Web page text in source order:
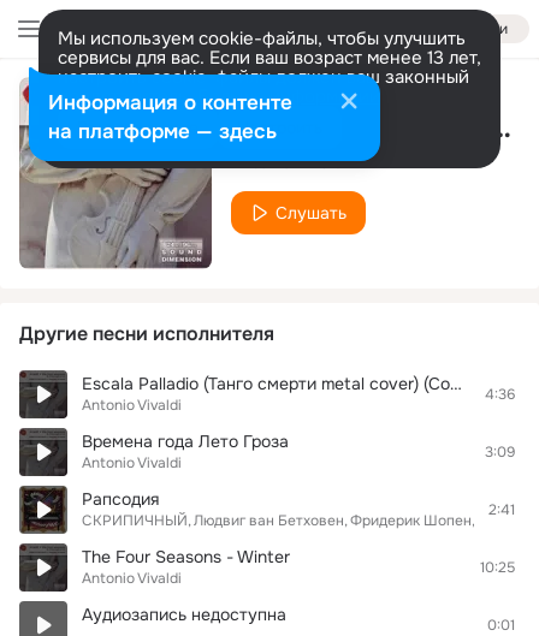
Войти
Мы используем cookie-файлы, чтобы улучшить
сервисы для вас. Если ваш возраст менее 13 лет,
настроить cookie-файлы должен ваш законный
представитель. Больше информации
Разрешить все Настроить The Four Seasons in G Minor "Summer": III. Presto
Antonio Vivaldi
Слушать
Другие песни исполнителя
Escala Palladio (Танго смерти metal cover) (CoRAk:16-19k/Norm)
Antonio Vivaldi
4:36
Времена года Лето Гроза
Antonio Vivaldi
3:09
Рапсодия
СКРИПИЧНЫЙ Людвиг ван Бетховен Фридерик Шопен Franz
2:41
The Four Seasons - Winter
Antonio Vivaldi
10:25
Аудиозапись недоступна 0:01
Информация о контенте
на платформе — здесь